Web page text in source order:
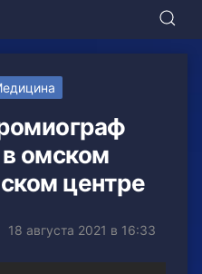
омском
центре
18 августа 2021 в 16:33